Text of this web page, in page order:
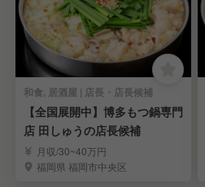
和食, 居酒屋 | 店長・店長候補
【全国展開中】博多もつ鍋専門
店 田しゅうの店長候補
月収/30~40万円
福岡県 福岡市中央区